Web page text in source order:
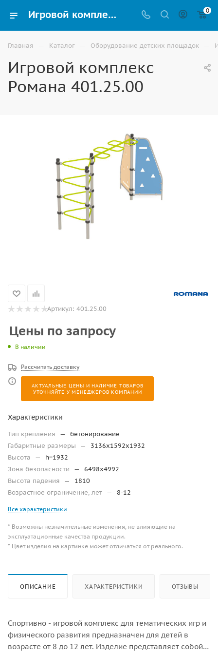
Игровой комплекс Романа 401.25.00 купить для улицы в Ставрополе 0
Главная — Каталог — Оборудование детских площадок —
Игровой комплекс
Романа 401.25.00
Артикул: 401.25.00
Цены по запросу
В наличии
Рассчитать доставку
АКТУАЛЬНЫЕ ЦЕНЫ И НАЛИЧИЕ ТОВАРОВ
УТОЧНЯЙТЕ У МЕНЕДЖЕРОВ КОМПАНИИ
Характеристики
Тип крепления —
бетонирование
Габаритные размеры
—
3136x1592х1932
Высота
—
h=1932
Зона безопасности
—
6498х4992
Высота падения
—
1810
Возрастное ограничение, лет — 8-12
Все характеристики
* Возможны незначительные изменения, не влияющие на
эксплуатационные качества продукции.
* Цвет изделия на картинке может отличаться от реального.
ОПИСАНИЕ ХАРАКТЕРИСТИКИ ОТЗЫВЫ
Спортивно - игровой комплекс для тематических игр и
физического развития предназначен для детей в
возрасте от 8 до 12 лет. Изделие представляет собой